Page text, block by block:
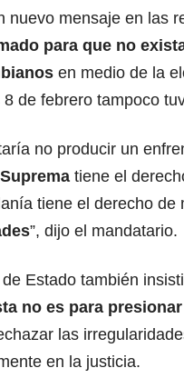
nuevo mensaje en las
para que no
en medio de la
8 de febrero tampoco
no producir un
tiene el
tiene el derecho de
”, dijo el mandatario.
Estado también
no es para
las
en la justicia.